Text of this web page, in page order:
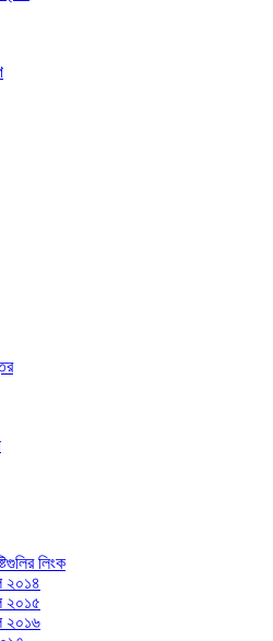
লিংক
২০১৪
২০১৫
২০১৬